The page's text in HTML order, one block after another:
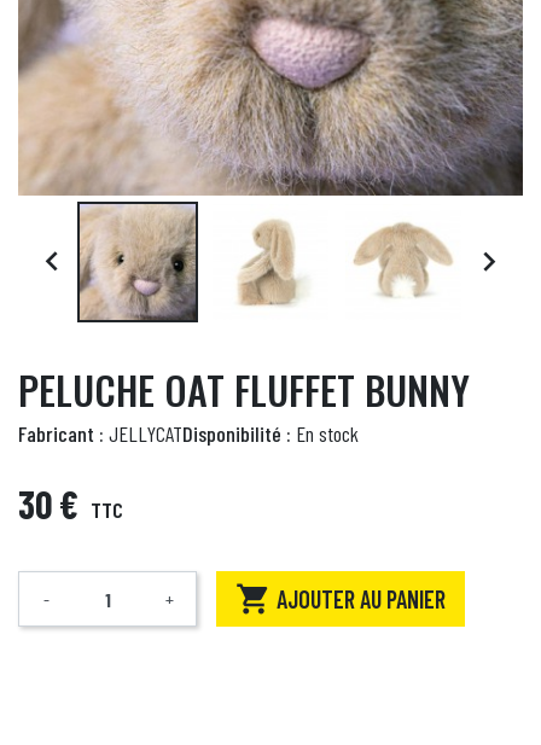
 
PELUCHE OAT FLUFFET BUNNY
Fabricant : JELLYCATDisponibilité : En stock
30 € TTC
Quantité
- +  AJOUTER AU PANIER